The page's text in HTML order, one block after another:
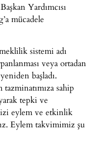
Yardımcısı
mücadele
sistemi adı
veya ortadan
başladı.
sahip
tepki ve
eylem ve etkinlik
Eylem takvimimiz şu